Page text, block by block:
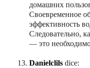
домашних
Своевременное
эффективность
Следовательно,
— это
Danielclils dice: